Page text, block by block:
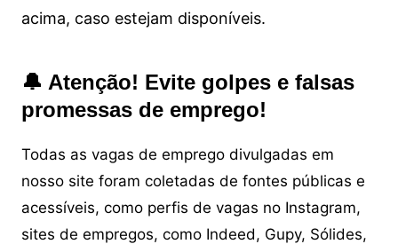
acima, caso estejam disponíveis.
🔔 Atenção! Evite golpes e falsas
promessas de emprego!
Todas as vagas de emprego divulgadas em
nosso site foram coletadas de fontes públicas e
acessíveis, como perfis de vagas no Instagram,
sites de empregos, como Indeed, Gupy, Sólides,